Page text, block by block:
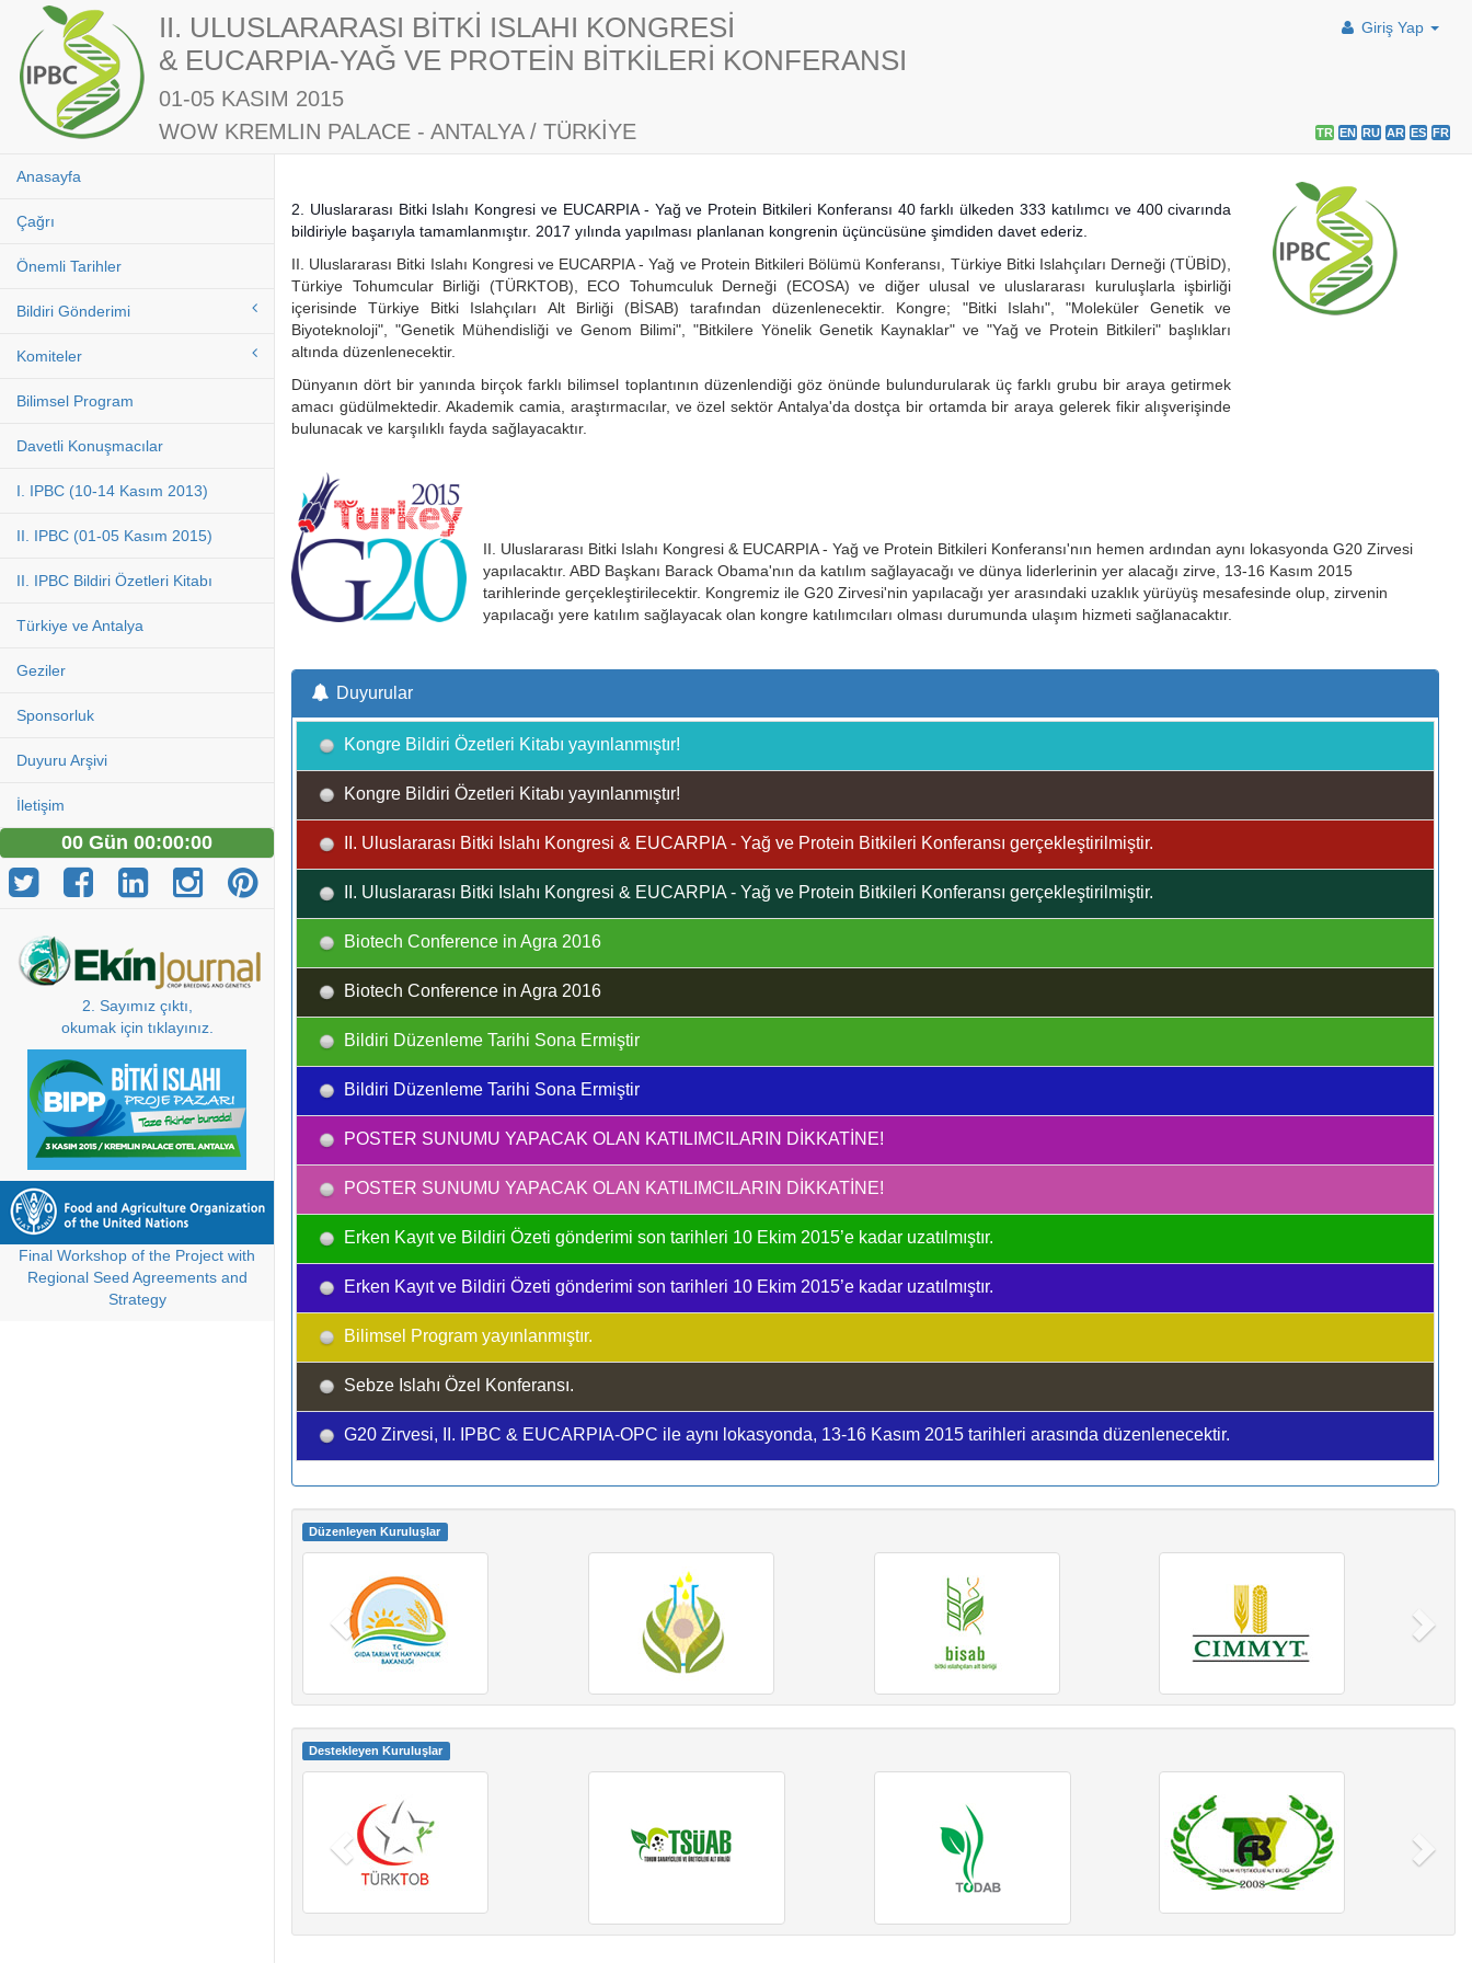
II. ULUSLARARASI BİTKİ ISLAHI KONGRESİ
& EUCARPIA-YAĞ VE PROTEİN BİTKİLERİ KONFERANSI
01-05 KASIM 2015
WOW KREMLIN PALACE - ANTALYA / TÜRKİYE
TR EN RU AR ES FR
Giriş Yap
Anasayfa
Çağrı
Önemli Tarihler
Bildiri Gönderimi
Komiteler
Bilimsel Program
Davetli Konuşmacılar
I. IPBC (10-14 Kasım 2013)
II. IPBC (01-05 Kasım 2015)
II. IPBC Bildiri Özetleri Kitabı
Türkiye ve Antalya
Geziler
Sponsorluk
Duyuru Arşivi
İletişim
00 Gün 00:00:00
2. Sayımız çıktı,
okumak için tıklayınız.
Final Workshop of the Project with
Regional Seed Agreements and
Strategy
2. Uluslararası Bitki Islahı Kongresi ve EUCARPIA - Yağ ve Protein Bitkileri Konferansı 40 farklı ülkeden 333 katılımcı ve 400 civarında
bildiriyle başarıyla tamamlanmıştır. 2017 yılında yapılması planlanan kongrenin üçüncüsüne şimdiden davet ederiz.
II. Uluslararası Bitki Islahı Kongresi ve EUCARPIA - Yağ ve Protein Bitkileri Bölümü Konferansı, Türkiye Bitki Islahçıları Derneği (TÜBİD),
Türkiye Tohumcular Birliği (TÜRKTOB), ECO Tohumculuk Derneği (ECOSA) ve diğer ulusal ve uluslararası kuruluşlarla işbirliği
içerisinde Türkiye Bitki Islahçıları Alt Birliği (BİSAB) tarafından düzenlenecektir. Kongre; "Bitki Islahı", "Moleküler Genetik ve
Biyoteknoloji", "Genetik Mühendisliği ve Genom Bilimi", "Bitkilere Yönelik Genetik Kaynaklar" ve "Yağ ve Protein Bitkileri" başlıkları
altında düzenlenecektir.
Dünyanın dört bir yanında birçok farklı bilimsel toplantının düzenlendiği göz önünde bulundurularak üç farklı grubu bir araya getirmek
amacı güdülmektedir. Akademik camia, araştırmacılar, ve özel sektör Antalya'da dostça bir ortamda bir araya gelerek fikir alışverişinde
bulunacak ve karşılıklı fayda sağlayacaktır.
II. Uluslararası Bitki Islahı Kongresi & EUCARPIA - Yağ ve Protein Bitkileri Konferansı'nın hemen ardından aynı lokasyonda G20 Zirvesi
yapılacaktır. ABD Başkanı Barack Obama'nın da katılım sağlayacağı ve dünya liderlerinin yer alacağı zirve, 13-16 Kasım 2015
tarihlerinde gerçekleştirilecektir. Kongremiz ile G20 Zirvesi'nin yapılacağı yer arasındaki uzaklık yürüyüş mesafesinde olup, zirvenin
yapılacağı yere katılım sağlayacak olan kongre katılımcıları olması durumunda ulaşım hizmeti sağlanacaktır.
Duyurular
Kongre Bildiri Özetleri Kitabı yayınlanmıştır!
Kongre Bildiri Özetleri Kitabı yayınlanmıştır!
II. Uluslararası Bitki Islahı Kongresi & EUCARPIA - Yağ ve Protein Bitkileri Konferansı gerçekleştirilmiştir.
II. Uluslararası Bitki Islahı Kongresi & EUCARPIA - Yağ ve Protein Bitkileri Konferansı gerçekleştirilmiştir.
Biotech Conference in Agra 2016
Biotech Conference in Agra 2016
Bildiri Düzenleme Tarihi Sona Ermiştir
Bildiri Düzenleme Tarihi Sona Ermiştir
POSTER SUNUMU YAPACAK OLAN KATILIMCILARIN DİKKATİNE!
POSTER SUNUMU YAPACAK OLAN KATILIMCILARIN DİKKATİNE!
Erken Kayıt ve Bildiri Özeti gönderimi son tarihleri 10 Ekim 2015’e kadar uzatılmıştır.
Erken Kayıt ve Bildiri Özeti gönderimi son tarihleri 10 Ekim 2015’e kadar uzatılmıştır.
Bilimsel Program yayınlanmıştır.
Sebze Islahı Özel Konferansı.
G20 Zirvesi, II. IPBC & EUCARPIA-OPC ile aynı lokasyonda, 13-16 Kasım 2015 tarihleri arasında düzenlenecektir.
Düzenleyen Kuruluşlar
Destekleyen Kuruluşlar